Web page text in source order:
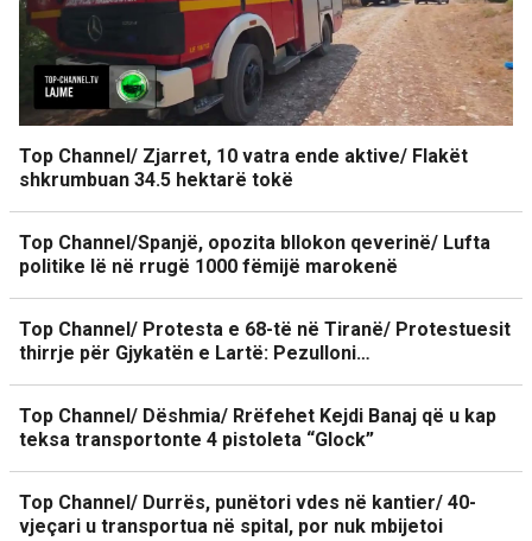
Top Channel/ Zjarret, 10 vatra ende aktive/ Flakët
shkrumbuan 34.5 hektarë tokë
Top Channel/Spanjë, opozita bllokon qeverinë/ Lufta
politike lë në rrugë 1000 fëmijë marokenë
Top Channel/ Protesta e 68-të në Tiranë/ Protestuesit
thirrje për Gjykatën e Lartë: Pezulloni…
Top Channel/ Dëshmia/ Rrëfehet Kejdi Banaj që u kap
teksa transportonte 4 pistoleta “Glock”
Top Channel/ Durrës, punëtori vdes në kantier/ 40-
vjeçari u transportua në spital, por nuk mbijetoi